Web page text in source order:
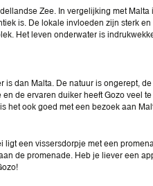
Zee. In vergelijking met
is. De lokale invloeden zijn sterk
Het leven onderwater is
dan Malta. De natuur is ongerept,
de ervaren duiker heeft Gozo veel
het ook goed met een bezoek aan
een vissersdorpje met een
de promenade. Heb je liever een